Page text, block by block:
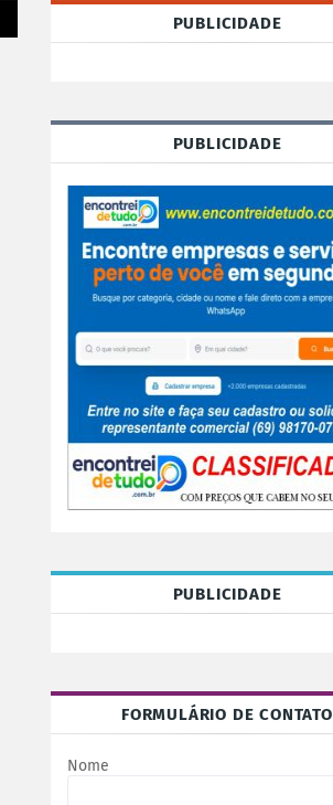
PUBLICIDADE
PUBLICIDADE
PUBLICIDADE
FORMULÁRIO DE CONTATO
Nome